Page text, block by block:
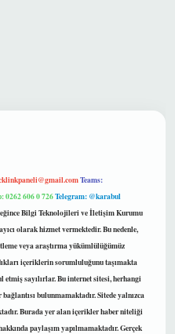
Teams:
0262 606 0 726Telegram: @karabul
Bilgi Teknolojileri ve İletişim Kurumu
olarak hizmet vermektedir. Bu nedenle,
veya araştırma yükümlülüğümüz
içeriklerin sorumluluğunu taşımakta
sayılırlar. Bu internet sitesi, herhangi
bulunmamaktadır. Sitede yalnızca
Burada yer alan içerikler haber niteliği
paylaşım yapılmamaktadır. Gerçek